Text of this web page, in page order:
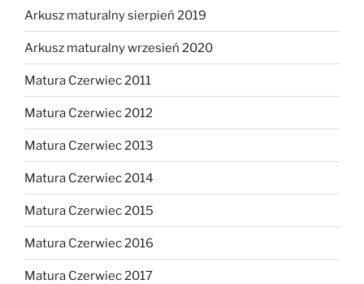
Arkusz maturalny sierpień 2019
Arkusz maturalny wrzesień 2020
Matura Czerwiec 2011
Matura Czerwiec 2012
Matura Czerwiec 2013
Matura Czerwiec 2014
Matura Czerwiec 2015
Matura Czerwiec 2016
Matura Czerwiec 2017